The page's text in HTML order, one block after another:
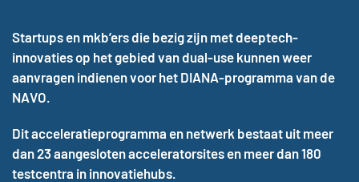
Startups en mkb’ers die bezig zijn met deeptech-
innovaties op het gebied van dual-use kunnen weer
aanvragen indienen voor het DIANA-programma van de
NAVO.
Dit acceleratieprogramma en netwerk bestaat uit meer
dan 23 aangesloten acceleratorsites en meer dan 180
testcentra in innovatiehubs.